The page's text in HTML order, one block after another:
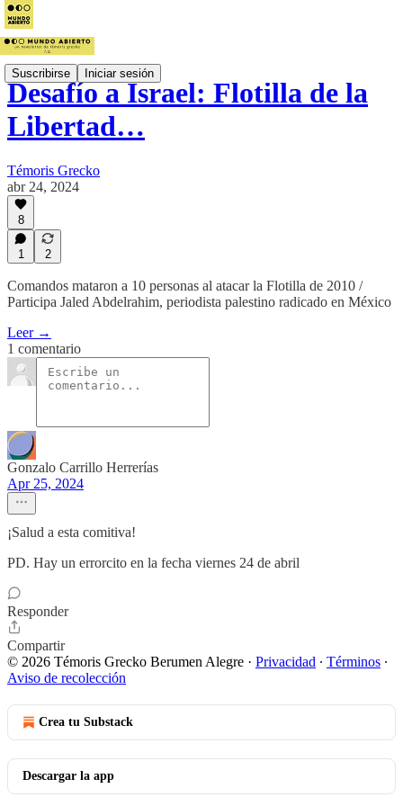
Suscribirse Iniciar sesión
Desafío a Israel: Flotilla de la
Libertad…
Témoris Grecko
abr 24, 2024
8
1 2
Comandos mataron a 10 personas al atacar la Flotilla de 2010 /
Participa Jaled Abdelrahim, periodista palestino radicado en México
Leer →
1 comentario
Gonzalo Carrillo Herrerías
Apr 25, 2024
¡Salud a esta comitiva!
PD. Hay un errorcito en la fecha viernes 24 de abril
Responder
Compartir
© 2026 Témoris Grecko Berumen Alegre · Privacidad ∙ Términos ∙
Aviso de recolección
Crea tu Substack
Descargar la app